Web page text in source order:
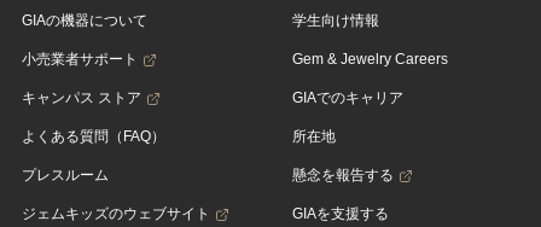
GIAの機器について
小売業者サポート
キャンパス ストア
よくある質問（FAQ）
プレスルーム
ジェムキッズのウェブサイト
学生向け情報
Gem & Jewelry Careers
GIAでのキャリア
所在地
懸念を報告する
GIAを支援する